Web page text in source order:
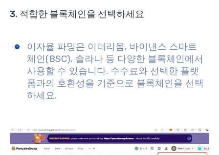
3. 적합한 블록체인을 선택하세요
이자율 파밍은 이더리움, 바이낸스 스마트
체인(BSC), 솔라나 등 다양한 블록체인에서
사용할 수 있습니다. 수수료와 선택한 플랫
폼과의 호환성을 기준으로 블록체인을 선택
하세요.